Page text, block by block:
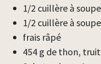
1/2 cuillère à
1/2 cuillère à
frais râpé
454 g de thon,